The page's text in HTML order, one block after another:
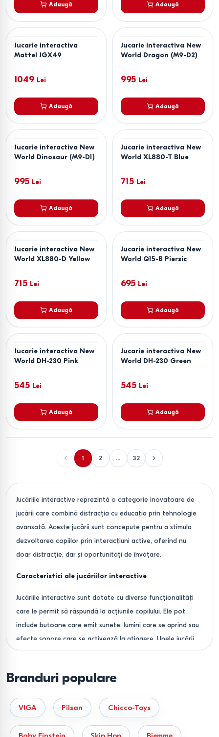
Adaugă Adaugă
Jucarie interactiva
Mattel JGX49
1049 Lei
Adaugă
Jucarie interactiva New
World Dragon (M9-D2)
995 Lei
Adaugă
Jucarie interactiva New
World Dinosaur (M9-D1)
995 Lei
Adaugă
Jucarie interactiva New
World XL880-T Blue
715 Lei
Adaugă
Jucarie interactiva New
World XL880-D Yellow
715 Lei
Adaugă
Jucarie interactiva New
World Q15-B Piersic
695 Lei
Adaugă
Jucarie interactiva New
World DH-230 Pink
545 Lei
Adaugă
Jucarie interactiva New
World DH-230 Green
545 Lei
Adaugă
1 2 ... 32
Jucăriile interactive reprezintă o categorie inovatoare de
jucării care combină distracția cu educația prin tehnologie
avansată. Aceste jucării sunt concepute pentru a stimula
dezvoltarea copiilor prin interacțiuni active, oferind nu
doar distracție, dar și oportunități de învățare.
Caracteristici ale jucăriilor interactive
Jucăriile interactive sunt dotate cu diverse funcționalități
care le permit să răspundă la acțiunile copilului. Ele pot
include butoane care emit sunete, lumini care se aprind sau
efecte sonore care se activează la atingere. Unele jucării
interactive sunt echipate cu tehnologie avansată, cum ar
recită versuri.
Beneficii pentru dezvoltarea copilului
Branduri populare
VIGA Pilsan Chicco-Toys